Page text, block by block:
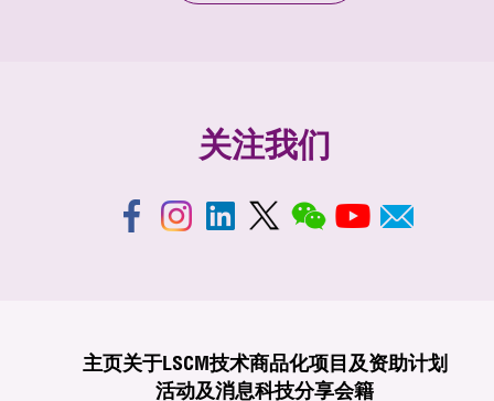
关注我们
主页关于LSCM技术商品化项目及资助计划
活动及消息科技分享会籍